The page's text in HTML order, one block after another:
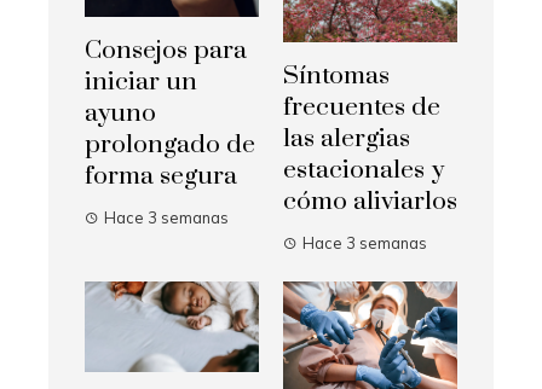
Consejos para
iniciar un
ayuno
prolongado de
forma segura
Hace 3 semanas
Síntomas
frecuentes de
las alergias
estacionales y
cómo aliviarlos
Hace 3 semanas